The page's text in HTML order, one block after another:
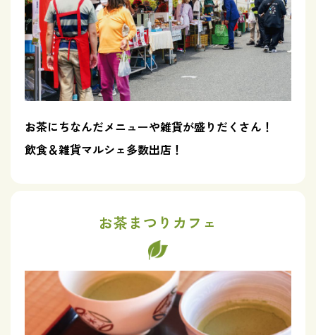
お茶にちなんだメニューや雑貨が盛りだくさん！
飲食＆雑貨マルシェ多数出店！
お茶まつりカフェ